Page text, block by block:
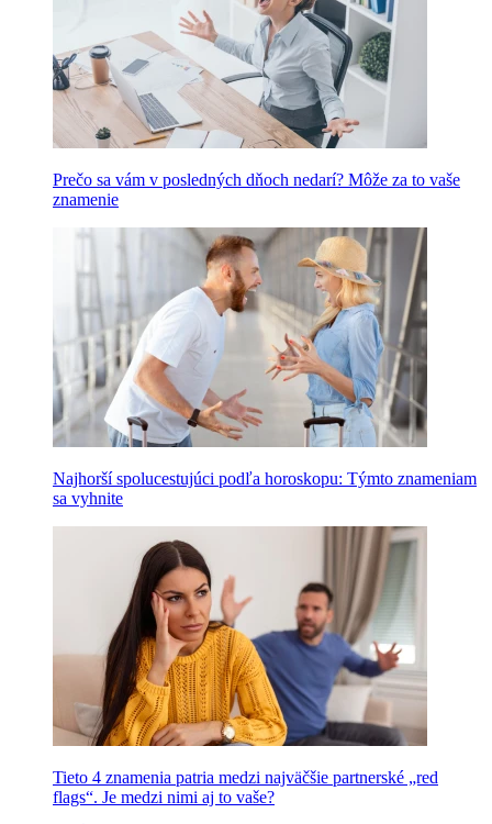
Prečo sa vám v posledných dňoch nedarí? Môže za to vaše
znamenie
Najhorší spolucestujúci podľa horoskopu: Týmto znameniam
sa vyhnite
Tieto 4 znamenia patria medzi najväčšie partnerské „red
flags“. Je medzi nimi aj to vaše?